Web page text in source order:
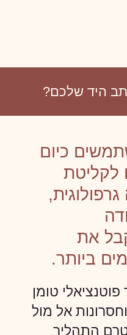
היד שלכם?
כיום
לקליטת
את
ביותר.
טומן
אל מול
התהליך